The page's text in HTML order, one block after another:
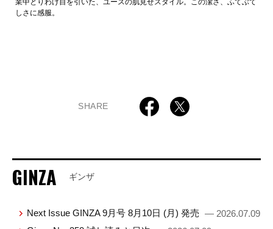
しさに感服。
SHARE
GINZA ギンザ
Next Issue GINZA 9月号 8月10日 (月) 発売 — 2026.07.09